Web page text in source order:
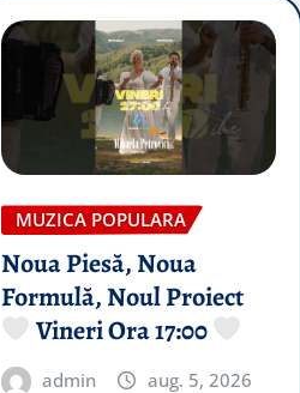
MUZICA POPULARA
Noua Piesă, Noua
Formulă, Noul Proiect
Vineri Ora 17:00
admin aug. 5, 2026